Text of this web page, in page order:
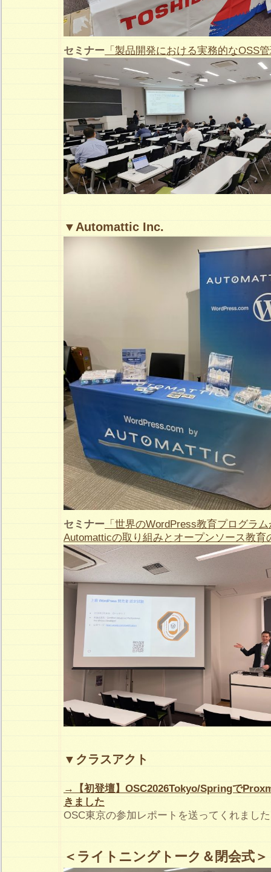
セミナー 「製品開発における実務的なOSS
▼Automattic Inc.
セミナー 「世界のWordPress教育プログラ
Automatticの取り組みとオープンソース教育
▼クラスアクト
→【初登壇】OSC2026Tokyo/Springで
きました
OSC東京の参加レポートを送ってくれまし
＜ライトニングトーク＆閉会式＞